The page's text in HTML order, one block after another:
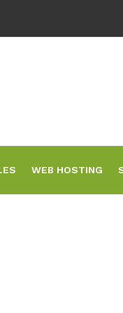
WEB HOSTING